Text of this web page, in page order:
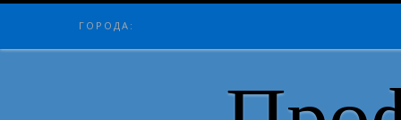
Skip
content
ГОРОДА: